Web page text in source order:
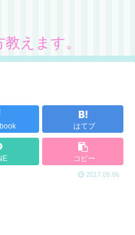
えます。
はてブ
コピー
2017.09.06